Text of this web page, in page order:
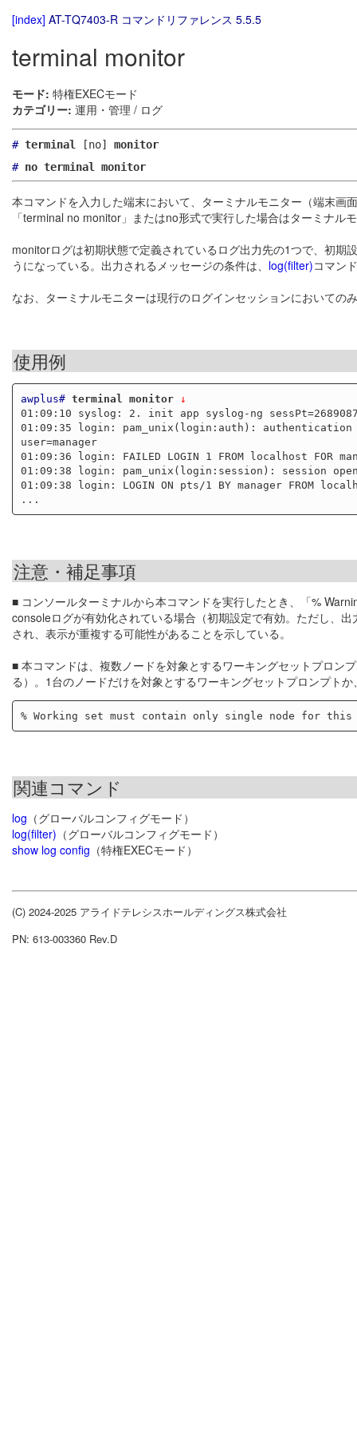
[index] AT-TQ7403-R コマンドリファレンス 5.5.5
terminal monitor
モード: 特権EXECモード
カテゴリー: 運用・管理 / ログ
# terminal [no]
monitor
# no terminal monitor
本コマンドを入力した端末において、ターミナルモニター（端末
「terminal no monitor」またはno形式で実行した場合はターミナル
monitorログは初期状態で定義されているログ出力先の1つで、初
うになっている。出力されるメッセージの条件は、 log(filter)コマン
なお、ターミナルモニターは現行のログインセッションにおいての
使用例
awplus# terminal monitor ↓
01:09:10 syslog: 2. init app syslog-ng
01:09:35 login: pam_unix(login:auth):
user=manager
01:09:36 login: FAILED LOGIN 1 FROM localhost FOR
01:09:38 login: pam_unix(login:session): session
01:09:38 login: LOGIN ON pts/1 BY manager FROM
注意・補足事項
■ コンソールターミナルから本コマンドを実行したとき、「%
consoleログが有効化されている場合（初期設定で有効。ただし、
され、表示が重複する可能性があることを示している。
■ 本コマンドは、複数ノードを対象とするワーキングセットプロン
る）。1台のノードだけを対象とするワーキングセットプロンプト
関連コマンド
log （グローバルコンフィグモード）
log(filter) （グローバルコンフィグモード）
show log config （特権EXECモード）
(C) 2024-2025 アライドテレシスホールディングス株式会社
PN: 613-003360 Rev.D